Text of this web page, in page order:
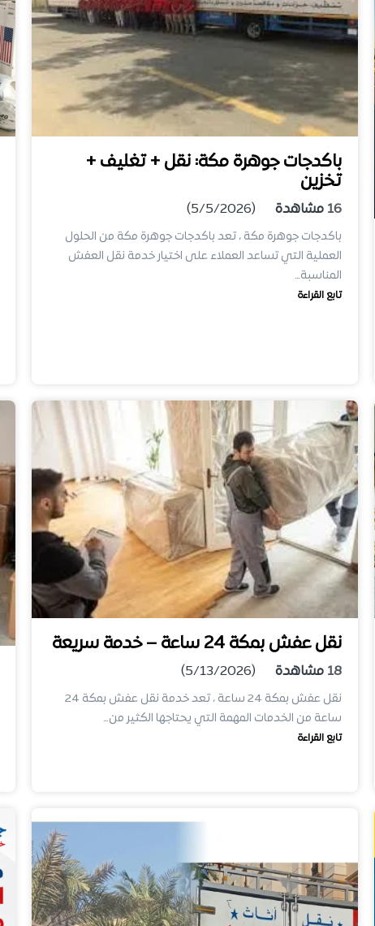
باكدجات جوهرة مكة: نقل + تغليف +
تخزين
16 مشاهدة (5/5/2026)
باكدجات جوهرة مكة ، تعد باكدجات جوهرة مكة من الحلول
العملية التي تساعد العملاء على اختيار خدمة نقل العفش
المناسبة…
تابع القراءة
نقل عفش بمكة 24 ساعة – خدمة سريعة
18 مشاهدة (5/13/2026)
نقل عفش بمكة 24 ساعة ، تعد خدمة نقل عفش بمكة 24
ساعة من الخدمات المهمة التي يحتاجها الكثير من…
تابع القراءة